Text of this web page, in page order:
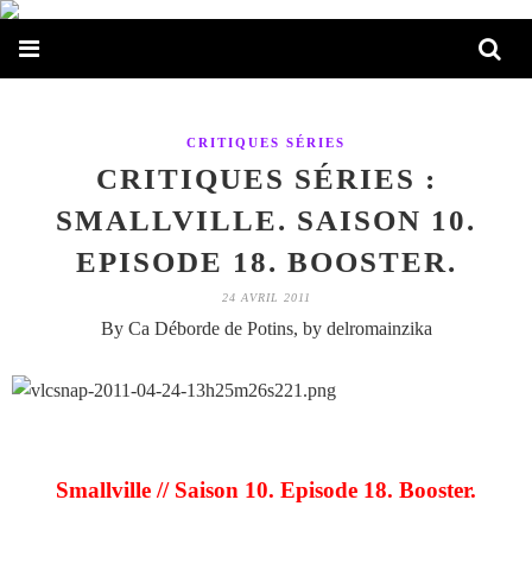
CRITIQUES SÉRIES
CRITIQUES SÉRIES :
SMALLVILLE. SAISON 10.
EPISODE 18. BOOSTER.
24 AVRIL 2011
By Ca Déborde de Potins, by delromainzika
Smallville // Saison 10. Episode 18. Booster.